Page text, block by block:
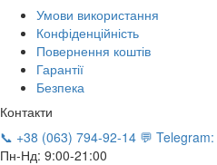
Умови використання
Конфіденційність
Повернення коштів
Гарантії
Безпека
Контакти
📞 +38 (063) 794-92-14 💬
Пн-Нд: 9:00-21:00